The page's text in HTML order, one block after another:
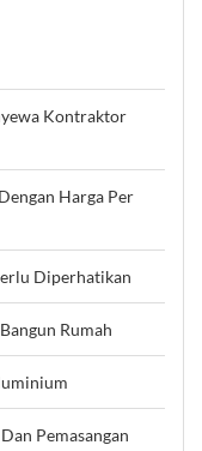
Kontraktor
Harga Per
Diperhatikan
Rumah
Pemasangan